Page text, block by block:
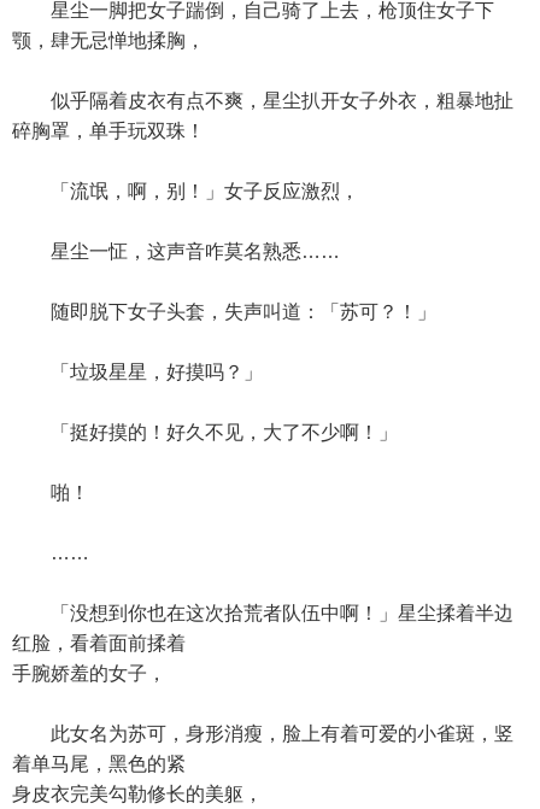
星尘一脚把女子踹倒，自己骑了上去，枪顶住女子下
颚，肆无忌惮地揉胸，
似乎隔着皮衣有点不爽，星尘扒开女子外衣，粗暴地扯
碎胸罩，单手玩双珠！
「流氓，啊，别！」女子反应激烈，
星尘一怔，这声音咋莫名熟悉……
随即脱下女子头套，失声叫道：「苏可？！」
「垃圾星星，好摸吗？」
「挺好摸的！好久不见，大了不少啊！」
啪！
……
「没想到你也在这次拾荒者队伍中啊！」星尘揉着半边
红脸，看着面前揉着
手腕娇羞的女子，
此女名为苏可，身形消瘦，脸上有着可爱的小雀斑，竖
着单马尾，黑色的紧
身皮衣完美勾勒修长的美躯，